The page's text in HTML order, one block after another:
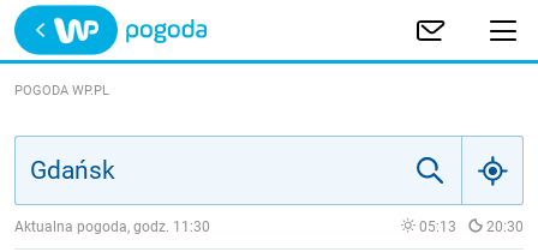
Trwa ładowanie
POLSKA
POGODA WP.PL
Aktualna pogoda, godz. 11:30 05:13 20:30